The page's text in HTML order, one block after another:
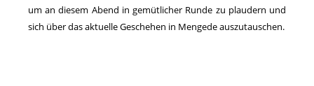
um an diesem Abend in gemütlicher Runde zu plaudern und
sich über das aktuelle Geschehen in Mengede auszutauschen.